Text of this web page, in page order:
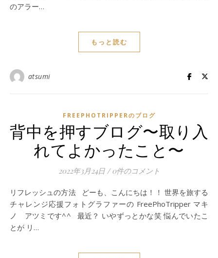
のアラー…
もっと読む
atsumi
FREEPHOTRIPPERのブログ
背中を押すブログ〜取り入
れてよかったこと〜
2022年3月24日 / 0件のコメント
リフレッシュの方法 どーも、こんにちは！！ 世界を旅する
チャレンジ応援フォトグラファーの FreePhoTripper マキ
ノ アツミです^^ 最近？ いやずっとかな笑 悩んでいたこ
とが リ…